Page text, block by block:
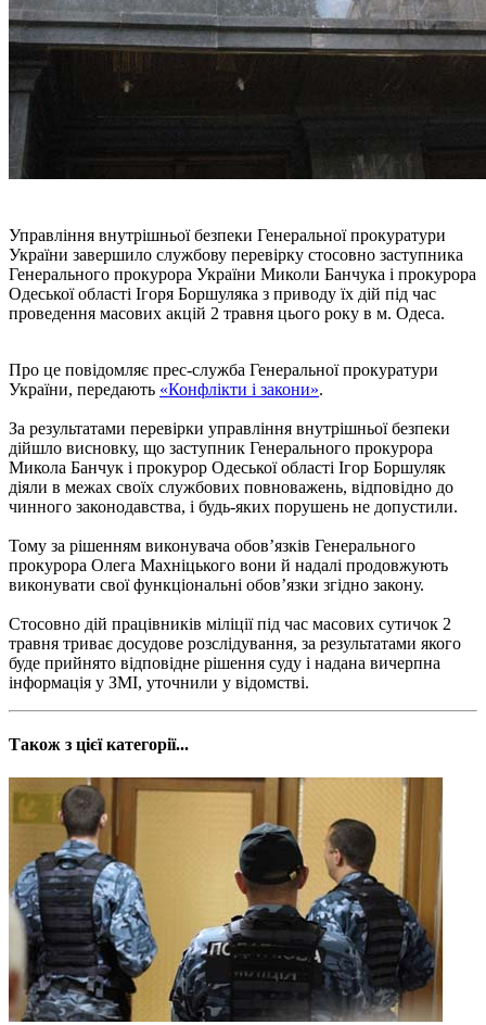
Управління внутрішньої безпеки Генеральної прокуратури
України завершило службову перевірку стосовно заступника
Генерального прокурора України Миколи Банчука і прокурора
Одеської області Ігоря Боршуляка з приводу їх дій під час
проведення масових акцій 2 травня цього року в м. Одеса.
Про це повідомляє прес-служба Генеральної прокуратури
України, передають «Конфлікти і закони».
За результатами перевірки управління внутрішньої безпеки
дійшло висновку, що заступник Генерального прокурора
Микола Банчук і прокурор Одеської області Ігор Боршуляк
діяли в межах своїх службових повноважень, відповідно до
чинного законодавства, і будь-яких порушень не допустили.
Тому за рішенням виконувача обов’язків Генерального
прокурора Олега Махніцького вони й надалі продовжують
виконувати свої функціональні обов’язки згідно закону.
Стосовно дій працівників міліції під час масових сутичок 2
травня триває досудове розслідування, за результатами якого
буде прийнято відповідне рішення суду і надана вичерпна
інформація у ЗМІ, уточнили у відомстві.
Також з цієї категорії...